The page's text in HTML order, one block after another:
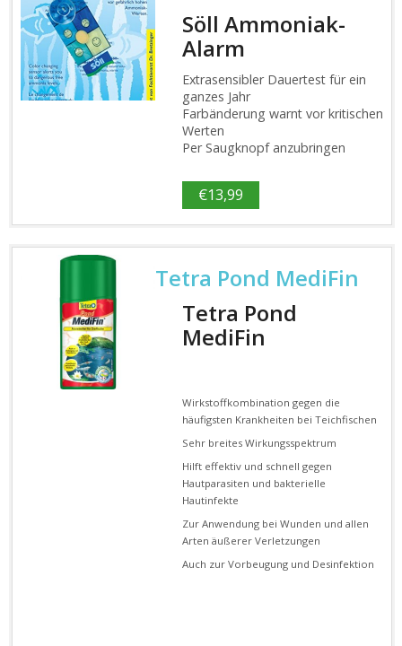
Söll Ammoniak-
Alarm
Extrasensibler Dauertest für ein
ganzes Jahr
Farbänderung warnt vor kritischen
Werten
Per Saugknopf anzubringen
€13,99
Tetra Pond MediFin
Tetra Pond
MediFin
Wirkstoffkombination gegen die
häufigsten Krankheiten bei Teichfischen
Sehr breites Wirkungsspektrum
Hilft effektiv und schnell gegen
Hautparasiten und bakterielle
Hautinfekte
Zur Anwendung bei Wunden und allen
Arten äußerer Verletzungen
Auch zur Vorbeugung und Desinfektion